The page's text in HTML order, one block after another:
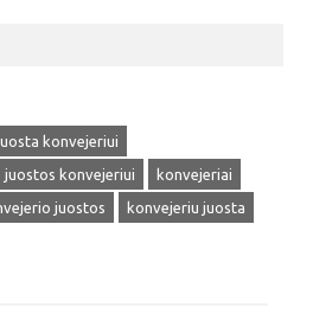
konvejeriui
juostos konvejeriui
konvejeriai
juostos
konvejeriu juosta